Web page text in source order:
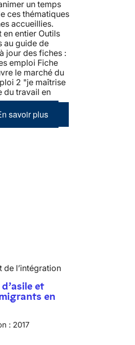
un temps
ces thématiques
accueillies.
en entier Outils
au guide de
jour des fiches :
emploi Fiche
le marché du
2 "je maîtrise
du travail en
savoir plus
de l’intégration
et
en
: 2017